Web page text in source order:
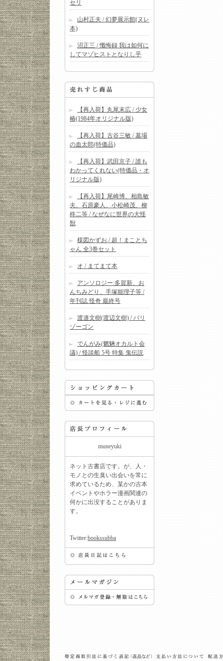
セリ
山村正夫 / 幻夢展示館(ヌレ
本)
沼正三 / 懺悔録 我は如何に
してマゾヒストとなりし乎
【再入荷】丸尾末広 / 少女
椿(1984年オリジナル版)
【再入荷】古谷三敏 / 墓場
の血太郎(特価品)
【再入荷】武田京子 / 誰も
わかってくれない(特価品・オ
リジナル版)
【再入荷】尾崎博、相島敏
夫、石原豪人、小松崎茂、柳
柊二等 / なぜなに世界の大怪
獣
楳図かずお / 超！まことち
ゃん 全3巻セット
オ / まてまて本
アンソロジー:多賀新、お
んちみどり、手塚能理子等 /
年刊誌 怪奇 最終号
渡邉文樹(渡辺文樹) / バリ
ゾーゴン
でんがみ(魍魎オカルト会
議) / 怪談船 5号 特集 鬼伝説
muneyuki
ネット古書店です。が、人・
モノとの生臭い出会いを常に
求めているため、某かの古本
イベントやホラー漫画関連の
何かに出没することがありま
す。
Twitter:bookssubba